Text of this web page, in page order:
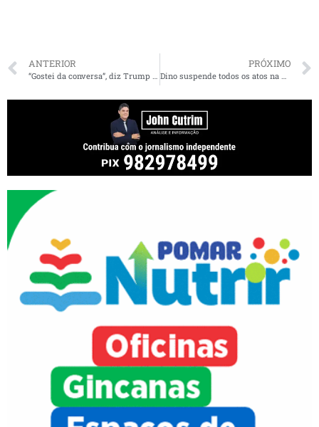
ANTERIOR PRÓXIMO